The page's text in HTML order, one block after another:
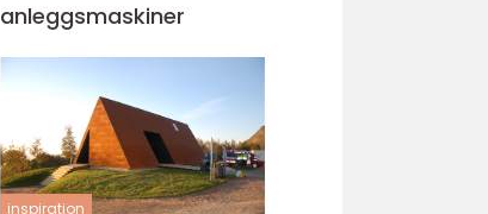
anleggsmaskiner
inspiration